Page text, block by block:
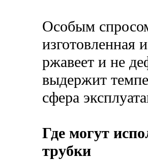
Особым
изготовленная
ржавеет и не
выдержит
сфера
Где могут
трубки